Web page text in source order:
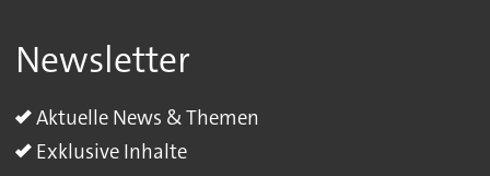
Newsletter
Aktuelle News & Themen
Exklusive Inhalte